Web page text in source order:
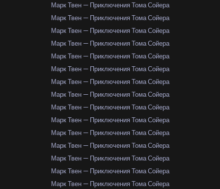
Марк Твен — Приключения Тома Сойера
Марк Твен — Приключения Тома Сойера
Марк Твен — Приключения Тома Сойера
Марк Твен — Приключения Тома Сойера
Марк Твен — Приключения Тома Сойера
Марк Твен — Приключения Тома Сойера
Марк Твен — Приключения Тома Сойера
Марк Твен — Приключения Тома Сойера
Марк Твен — Приключения Тома Сойера
Марк Твен — Приключения Тома Сойера
Марк Твен — Приключения Тома Сойера
Марк Твен — Приключения Тома Сойера
Марк Твен — Приключения Тома Сойера
Марк Твен — Приключения Тома Сойера
Марк Твен — Приключения Тома Сойера